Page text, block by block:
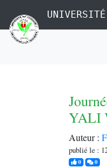
YALI
Auteur :
publié le :
0j'aime0